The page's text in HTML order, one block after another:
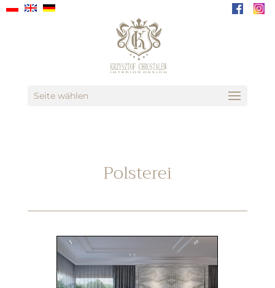
Seite wählen
Polsterei